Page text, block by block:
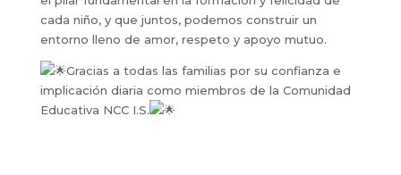
cada niño, y que juntos, podemos construir un
entorno lleno de amor, respeto y apoyo mutuo.
Gracias a todas las familias por su confianza e
implicación diaria como miembros de la Comunidad
Educativa NCC I.S.